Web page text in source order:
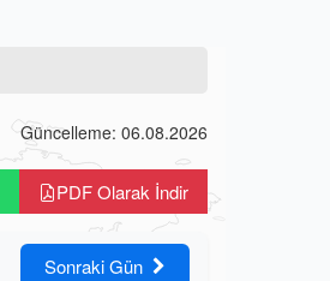
Güncelleme: 06.08.2026
PDF Olarak İndir
Sonraki Gün